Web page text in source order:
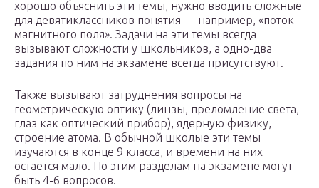
хорошо объяснить эти темы, нужно вводить сложные
для девятиклассников понятия — например, «поток
магнитного поля». Задачи на эти темы всегда
вызывают сложности у школьников, а одно-два
задания по ним на экзамене всегда присутствуют.
Также вызывают затруднения вопросы на
геометрическую оптику (линзы, преломление света,
глаз как оптический прибор), ядерную физику,
строение атома. В обычной школые эти темы
изучаются в конце 9 класса, и времени на них
остается мало. По этим разделам на экзамене могут
быть 4-6 вопросов.